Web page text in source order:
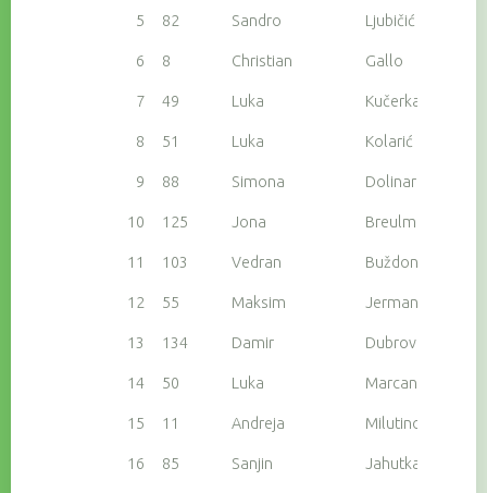
5 82 Sandro Ljubičić
6 8 Christian Gallo
7 49 Luka Kučerka
8 51 Luka Kolarić
9 88 Simona Dolinar Majdič
10 125 Jona Breulmannn
11 103 Vedran Buždon
12 55 Maksim Jerman
13 134 Damir Dubrović
14 50 Luka Marcan
15 11 Andreja Milutinović
16 85 Sanjin Jahutka